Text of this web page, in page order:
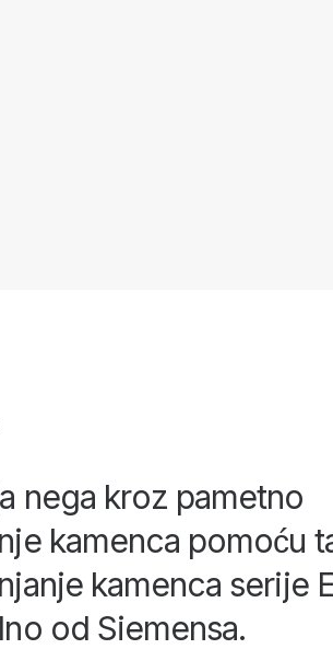
nega kroz pametno
kamenca pomoću
kamenca serije
od Siemensa.